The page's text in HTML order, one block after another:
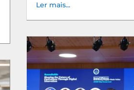
Ler mais...